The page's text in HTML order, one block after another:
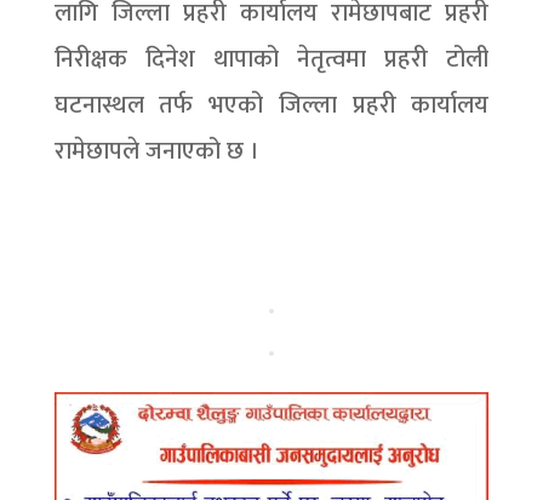
लागि जिल्ला प्रहरी कार्यालय रामेछापबाट प्रहरी
निरीक्षक दिनेश थापाको नेतृत्वमा प्रहरी टोली
घटनास्थल तर्फ भएको जिल्ला प्रहरी कार्यालय
रामेछापले जनाएको छ ।